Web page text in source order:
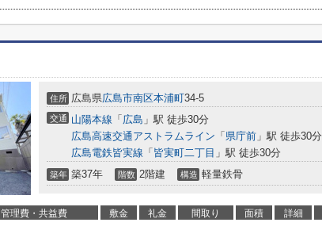
住所 広島県広島市南区本浦町34-5
交通 山陽本線 「 広島 」駅 徒歩30分
広島高速交通アストラムライン 「 県庁前 」駅 徒歩30分
広島電鉄皆実線 「 皆実町二丁目 」駅 徒歩30分
築年 築37年 階数 2階建 構造 軽量鉄骨
管理費・共益費 敷金 礼金 間取り 面積 詳細